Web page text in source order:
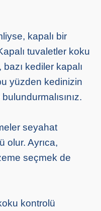
kapalı bir
tuvaletler koku
bazı kediler kapalı
yüzden kedinizin
seyahat
olur. Ayrıca,
seçmek de
kontrolü